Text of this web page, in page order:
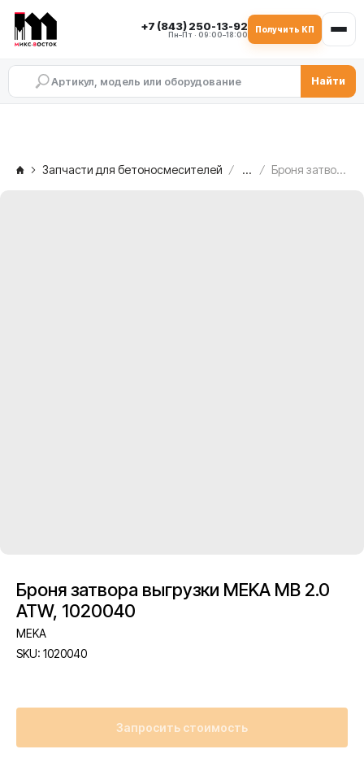
+7 (843) 250-13-92
Пн–Пт · 09:00–18:00
Получить КП
Найти
Запчасти для бетоносмесителей ... Броня затвора выгрузки MEKA MB 2.0 ATW, 1020040
Броня затвора выгрузки MEKA MB 2.0
ATW, 1020040
MEKA
SKU: 1020040
Запросить стоимость